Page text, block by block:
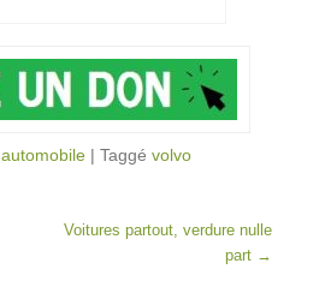
| Taggé volvo
Voitures partout, verdure nulle
part →